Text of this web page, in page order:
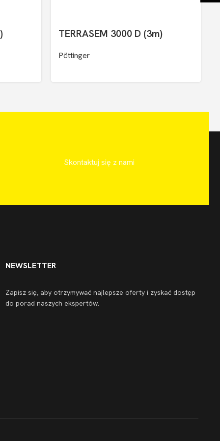
TERRASEM 3000 D (3m)
Pöttinger
Skontaktuj się z nami
NEWSLETTER
Zapisz się, aby otrzymywać najlepsze oferty i zyskać dostęp
do porad naszych ekspertów.